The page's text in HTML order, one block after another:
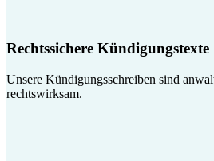
Rechtssichere Kündigungstexte
Unsere Kündigungsschreiben sind
rechtswirksam.